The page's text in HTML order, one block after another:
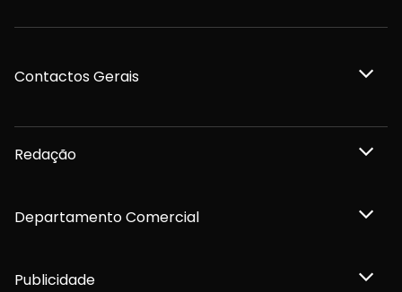
Contactos Gerais
Redação
Departamento Comercial
Publicidade